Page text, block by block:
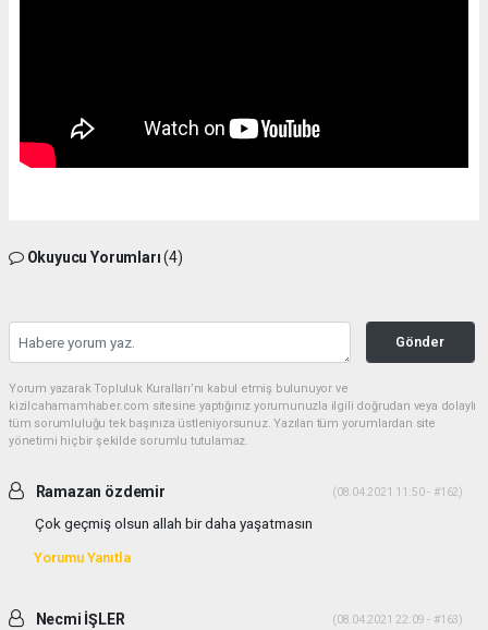
Okuyucu Yorumları(4)
Gönder
Yorum yazarak Topluluk Kuralları’nı kabul etmiş bulunuyor ve
kizilcahamamhaber.com sitesine yaptığınız yorumunuzla ilgili doğrudan veya dolaylı
tüm sorumluluğu tek başınıza üstleniyorsunuz. Yazılan tüm yorumlardan site
yönetimi hiçbir şekilde sorumlu tutulamaz.
Ramazan özdemir (08.04.2021 11:50 - #162)
Çok geçmiş olsun allah bir daha yaşatmasın
Yorumu Yanıtla
Necmi İŞLER (08.04.2021 22:09 - #163)